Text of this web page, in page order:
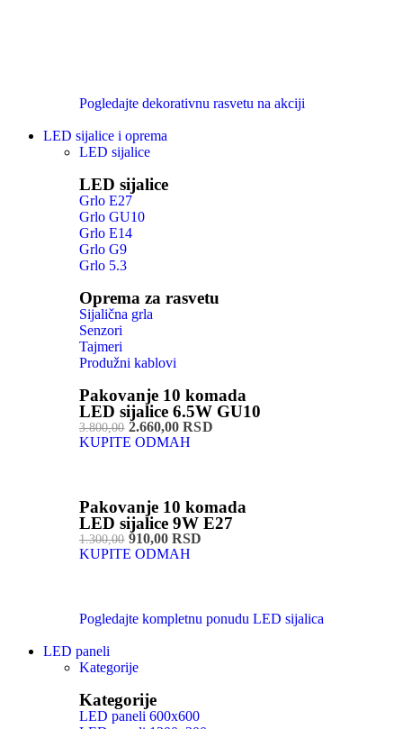
Pogledajte dekorativnu rasvetu na akciji
LED sijalice i oprema
LED sijalice
LED sijalice
Grlo E27
Grlo GU10
Grlo E14
Grlo G9
Grlo 5.3
Oprema za rasvetu
Sijalična grla
Senzori
Tajmeri
Produžni kablovi
Pakovanje 10 komada
LED sijalice 6.5W GU10
3.800,002.660,00 RSD
KUPITE ODMAH
Pakovanje 10 komada
LED sijalice 9W E27
1.300,00910,00 RSD
KUPITE ODMAH
Pogledajte kompletnu ponudu LED sijalica
LED paneli
Kategorije
Kategorije
LED paneli 600x600